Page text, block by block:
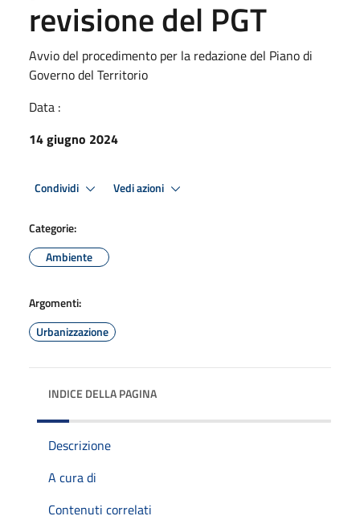
revisione del PGT
Avvio del procedimento per la redazione del Piano di
Governo del Territorio
Data :
14 giugno 2024
Condividi Vedi azioni
Categorie:
Ambiente
Argomenti:
Urbanizzazione
INDICE DELLA PAGINA
Descrizione
A cura di
Contenuti correlati